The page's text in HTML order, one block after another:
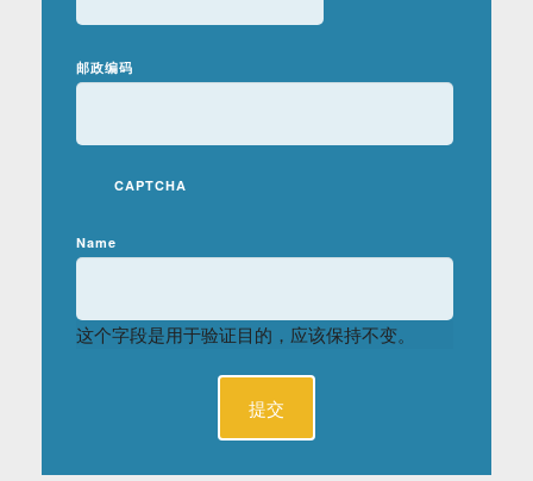
邮政编码
CAPTCHA
Name
这个字段是用于验证目的，应该保持不变。